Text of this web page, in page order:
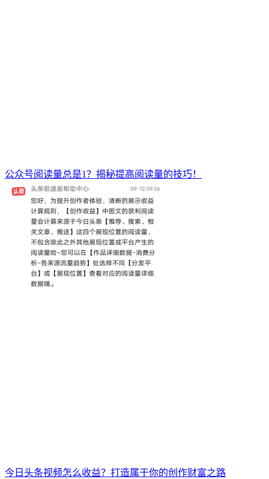
公众号阅读量总是1？揭秘提高阅读量的技巧！
今日头条视频怎么收益？打造属于你的创作财富之路